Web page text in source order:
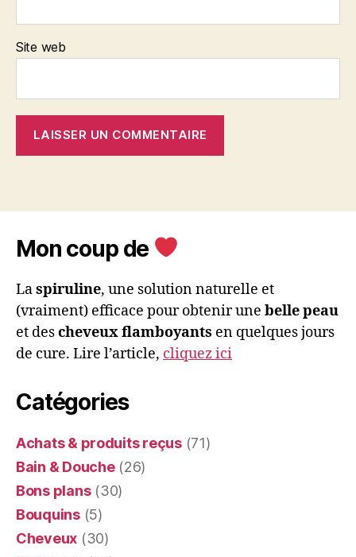
Site web
Mon coup de
Laspiruline, une solution naturelle et
(vraiment) efficace pour obtenir une belle peau
et descheveux flamboyants en quelques jours
de cure. Lire l’article, cliquez ici
Catégories
Achats & produits reçus(71)
Bain & Douche(26)
Bons plans(30)
Bouquins(5)
Cheveux (30)